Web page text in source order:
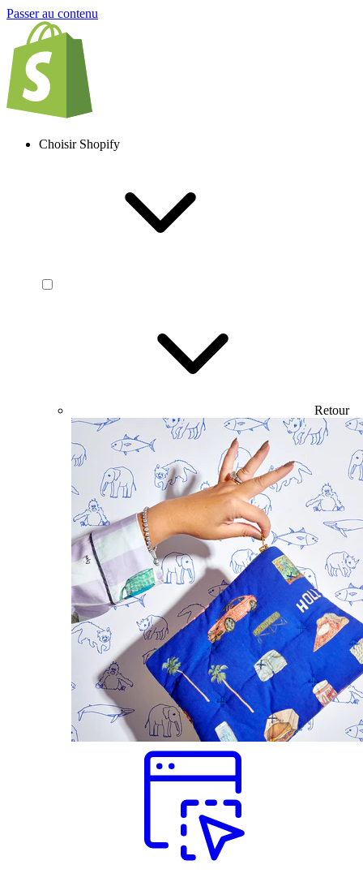
Passer au contenu
Choisir Shopify
Retour